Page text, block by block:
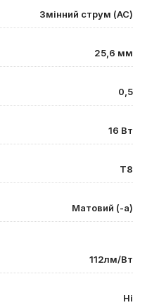
Змінний струм (AC)
25,6 мм
0,5
16 Вт
T8
Матовий (-а)
112лм/Вт
Ні